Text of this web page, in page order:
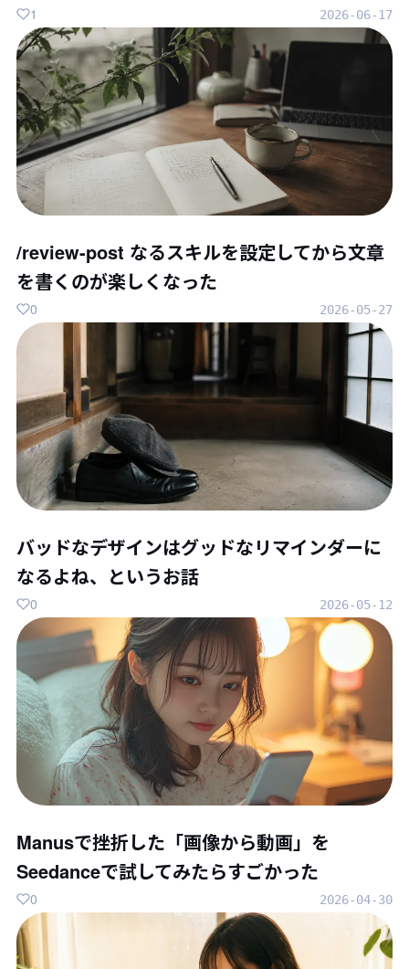
2026-06-17
1
/review-post なるスキルを設定してから文章
を書くのが楽しくなった
2026-05-27
0
バッドなデザインはグッドなリマインダーに
なるよね、というお話
2026-05-12
0
Manusで挫折した「画像から動画」を
Seedanceで試してみたらすごかった
2026-04-30
0